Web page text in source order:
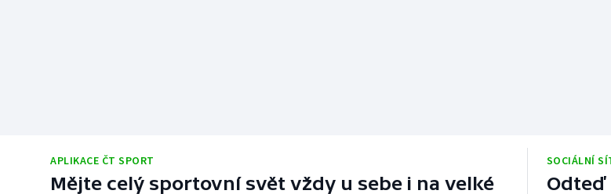
APLIKACE ČT SPORT
Mějte celý sportovní svět vždy u sebe i na velké
SOCIÁLNÍ
Odteď